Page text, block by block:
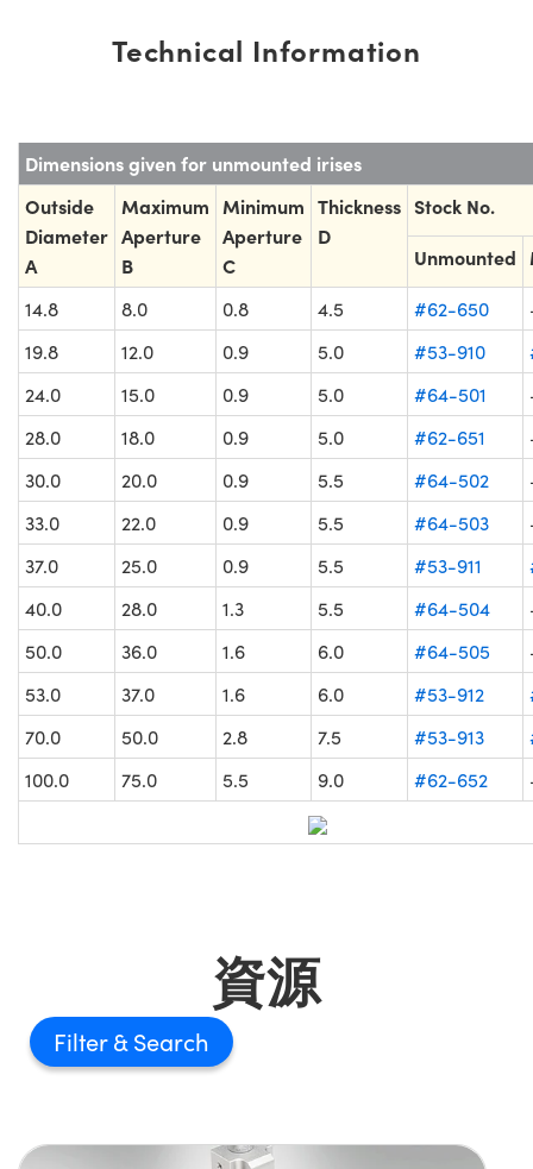
Technical Information
Dimensions given for unmounted irises
Outside
Diameter
A
Maximum
Aperture
B
Minimum
Aperture
C
Thickness
D
Stock No.
Unmounted
14.8 8.0 0.8 4.5 #62-650
19.8
12.0 0.9 5.0 #53-910
24.0
15.0 0.9 5.0 #64-501
28.0
18.0 0.9 5.0 #62-651
30.0
20.0 0.9 5.5 #64-502
33.0
22.0 0.9 5.5 #64-503
37.0
25.0 0.9 5.5 #53-911
40.0
28.0 1.3 5.5 #64-504
50.0
36.0 1.6 6.0 #64-505
53.0
37.0 1.6 6.0 #53-912
70.0
50.0 2.8 7.5 #53-913
100.0
75.0 5.5 9.0 #62-652
資源
Filter